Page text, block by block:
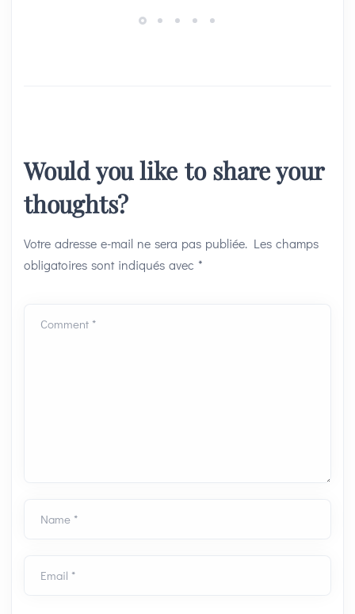
Would you like to share your
thoughts?
Votre adresse e-mail ne sera pas publiée. Les champs
obligatoires sont indiqués avec *
Comment *
Name *
Email *